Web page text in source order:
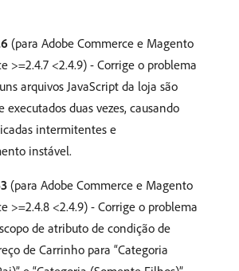
(para Adobe Commerce e Magento
>=2.4.7 <2.4.9) - Corrige o problema
arquivos JavaScript da loja são
executados duas vezes, causando
intermitentes e
instável.
(para Adobe Commerce e Magento
>=2.4.8 <2.4.9) - Corrige o problema
de atributo de condição de
de Carrinho para “Categoria